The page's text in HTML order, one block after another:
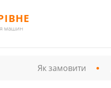
машин
Як замовити